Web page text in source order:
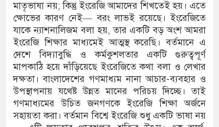
মাতৃভাষা নয়; কিন্তু ইংরেজি আমাদের শিখতেই হয়। এতে
ক্ষোভের কারণ নেই— বরং লাভই রয়েছে। ইংরেজিতে
যাকে ন্যাশনালিজম বলা হয়, তার একটি বড় অংশ আমরা
ইংরেজি শিক্ষার মাধ্যমেই আত্মস্থ করেছি। বর্তমানে এ
দেশে বিদ্যাবুদ্ধি ও কর্মকুশলতার একটি গুরুত্বপূর্ণ
মাপকাঠি হয়ে দাঁড়িয়েছে ইংরেজিতে কথা বলা ও লেখার
দক্ষতা। বাংলাদেশের গণমাধ্যম নানা আচার-ব্যবহার ও
উপস্থাপনায় যথেষ্ট উন্নত মানের পরিচয় দিচ্ছে। তাই
গণমাধ্যমের উচিত জনগণকে ইংরেজি শিক্ষা অর্জনে
সহায়তা করা। বর্তমান বিশ্বে ইংরেজি শুধু একটি ভাষা নয়